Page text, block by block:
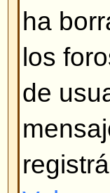
el enlace
Volver
¿Cómo
de
Hay dos
usuario,
asociada